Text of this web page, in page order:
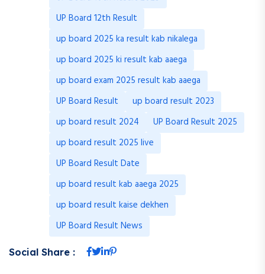
UP Board 12th Result
up board 2025 ka result kab nikalega
up board 2025 ki result kab aaega
up board exam 2025 result kab aaega
UP Board Result
up board result 2023
up board result 2024
UP Board Result 2025
up board result 2025 live
UP Board Result Date
up board result kab aaega 2025
up board result kaise dekhen
UP Board Result News
Social Share :